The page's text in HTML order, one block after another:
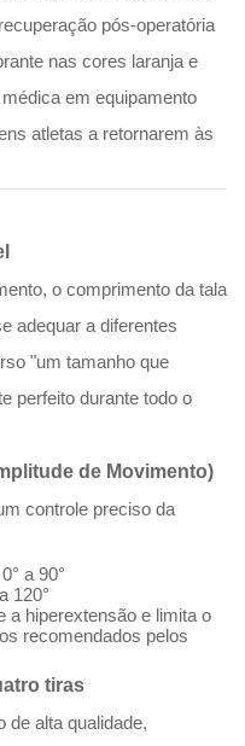
pós-operatória
nas cores laranja e
em equipamento
atletas a retornarem às
o comprimento da tala
adequar a diferentes
"um tamanho que
perfeito durante todo o
de Movimento)
controle preciso da
0° a 90°
120°
a hiperextensão e limita o
recomendados pelos
tiras
de alta qualidade,